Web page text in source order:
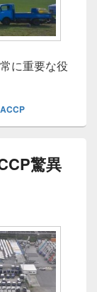
に重要な役
驚異